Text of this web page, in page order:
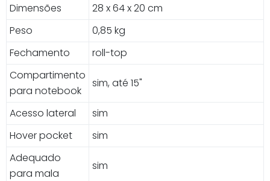
Dimensões
28 x 64 x 20 cm
Peso
0,85 kg
Fechamento
roll-top
Compartimento
para notebook
sim, até 15"
Acesso lateral
sim
Hover pocket
sim
Adequado
para mala
sim